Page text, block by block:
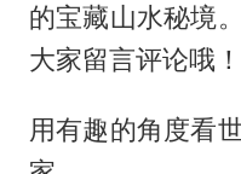
的宝藏山水秘境
大家留言评论哦！
用有趣的角度看